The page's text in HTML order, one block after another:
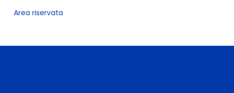
Area riservata